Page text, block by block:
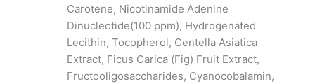
Carotene, Nicotinamide Adenine
Dinucleotide(100 ppm), Hydrogenated
Lecithin, Tocopherol, Centella Asiatica
Extract, Ficus Carica (Fig) Fruit Extract,
Fructooligosaccharides, Cyanocobalamin,